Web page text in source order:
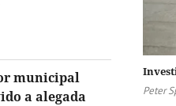
municipal
a alegada
Peter